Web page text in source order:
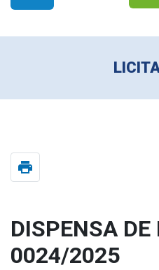
print
DISPENSA
0024/2025